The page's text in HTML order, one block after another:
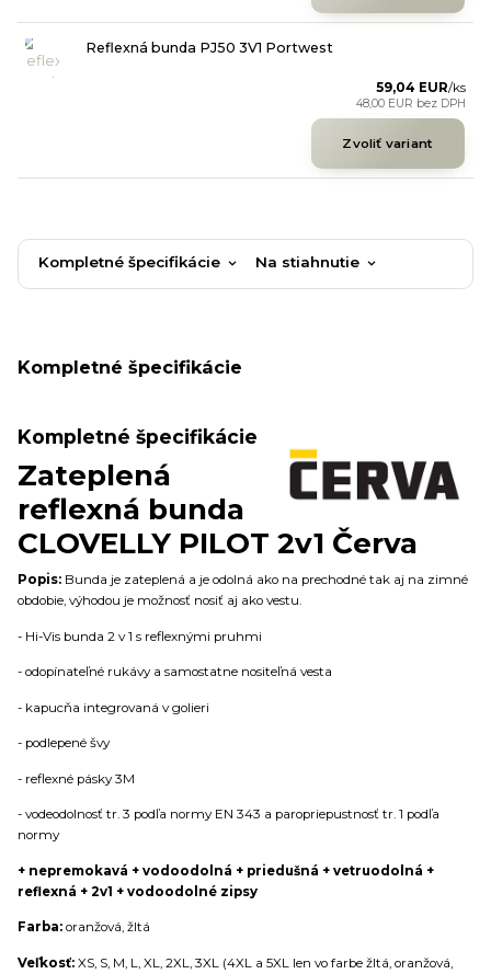
Reflexná bunda PJ50 3V1 Portwest
59,04 EUR/ks
48,00 EUR bez DPH
Zvoliť variant
Kompletné špecifikácie Na stiahnutie
Kompletné špecifikácie
Kompletné špecifikácie
Zateplená
reflexná bunda
CLOVELLY PILOT 2v1 Červa
Popis: Bunda je zateplená a je odolná ako na prechodné tak aj na zimné
obdobie, výhodou je možnosť nosiť aj ako vestu.
- Hi-Vis bunda 2 v 1 s reflexnými pruhmi
- odopínateľné rukávy a samostatne nositeľná vesta
- kapucňa integrovaná v golieri
- podlepené švy
- reflexné pásky 3M
- vodeodolnosť tr. 3 podľa normy EN 343 a paropriepustnosť tr. 1 podľa
normy
+ nepremokavá + vodoodolná + priedušná + vetruodolná +
reflexná + 2v1 + vodoodolné zipsy
Farba: oranžová, žltá
Veľkosť: XS, S, M, L, XL, 2XL, 3XL (4XL a 5XL len vo farbe žltá, oranžová,